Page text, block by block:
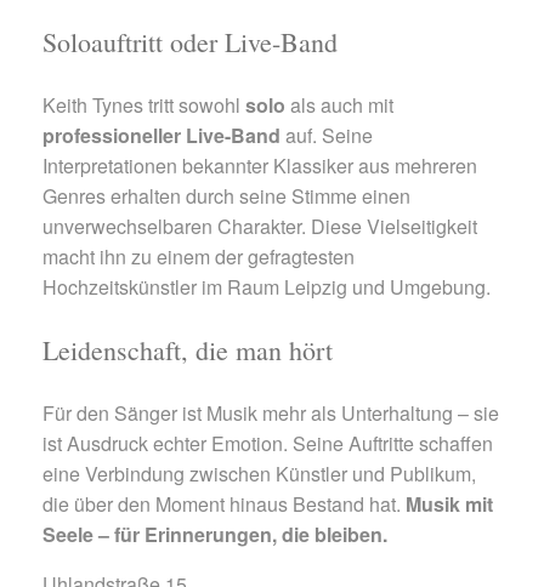
Soloauftritt oder Live-Band
Keith Tynes tritt sowohl solo als auch mit
professioneller Live-Band auf. Seine
Interpretationen bekannter Klassiker aus mehreren
Genres erhalten durch seine Stimme einen
unverwechselbaren Charakter. Diese Vielseitigkeit
macht ihn zu einem der gefragtesten
Hochzeitskünstler im Raum Leipzig und Umgebung.
Leidenschaft, die man hört
Für den Sänger ist Musik mehr als Unterhaltung – sie
ist Ausdruck echter Emotion. Seine Auftritte schaffen
eine Verbindung zwischen Künstler und Publikum,
die über den Moment hinaus Bestand hat. Musik mit
Seele – für Erinnerungen, die bleiben.